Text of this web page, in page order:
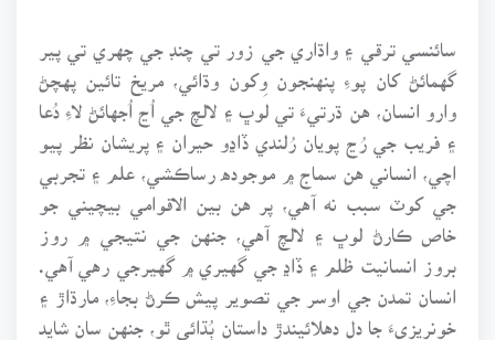
سائنسي ترقي ۽ واڌاري جي زور تي چنڊ جي چهري تي پير
گهمائڻ کان پوءِ پنهنجون وِکون وڌائي، مريخ تائين پهچڻ
وارو انسان، هن ڌرتيءَ تي لوڀ ۽ لالچ جي اُڃ اُجهائڻ لاءِ دُعا
۽ فريب جي رُڃ پويان رُلندي ڏاڍو حيران ۽ پريشان نظر پيو
اچي، انساني هن سماج ۾ موجوده رساڪشي، علم ۽ تجربي
جي کوٽ سبب نه آهي، پر هن بين الاقوامي بيچيني جو
خاص ڪارڻ لوڀ ۽ لالچ آهي، جنهن جي نتيجي ۾ روز
بروز انسانيت ظلم ۽ ڏاڍ جي گهيري ۾ گهيرجي رهي آهي.
انسان تمدن جي اوسر جي تصوير پيش ڪرڻ بجاءِ، مارڌاڙ ۽
خونريزيءَ جا دل دهلائيندڙ داستان ٻُڌائي ٿو، جنهن سان شايد